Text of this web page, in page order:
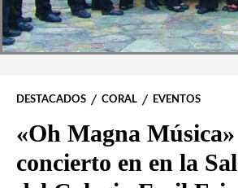
DESTACADOS CORAL EVENTOS
«Oh Magna
concierto en en la